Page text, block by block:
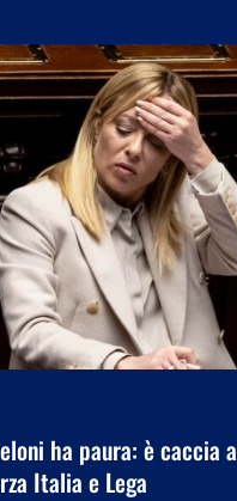
ha paura: è caccia
Italia e Lega